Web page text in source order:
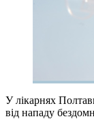
У лікарнях
від нападу